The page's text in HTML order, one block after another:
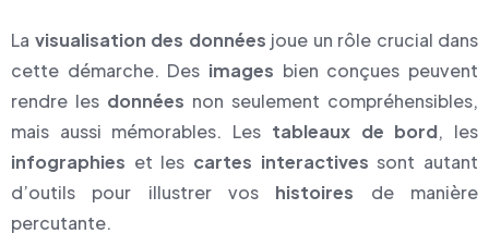
La visualisation des données joue un rôle crucial dans
cette démarche. Des images bien conçues peuvent
rendre les données non seulement compréhensibles,
mais aussi mémorables. Les tableaux de bord, les
infographies et les cartes interactives sont autant
d’outils pour illustrer vos histoires de manière
percutante.